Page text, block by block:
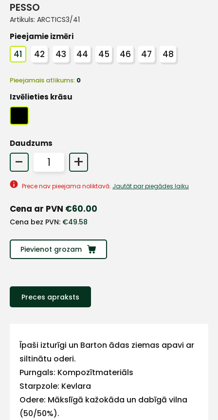
PESSO
Artikuls: ARCTICS3/41
Pieejamie izmēri
41 42 43 44 45 46 47 48
Pieejamais atlikums: 0
Izvēlieties krāsu
Daudzums
- +
Prece nav pieejama noliktavā. Jautāt par piegādes laiku
Cena ar PVN €60.00
Cena bez PVN: €49.58
Pievienot grozam
Preces apraksts
Īpaši izturīgi un Barton ādas ziemas apavi ar
siltinātu oderi.
Purngals: Kompozītmateriāls
Starpzole: Kevlara
Odere: Mākslīgā kažokāda un dabīgā vilna
(50/50%).
ar
mums!
Atbildēsim
pēc
+